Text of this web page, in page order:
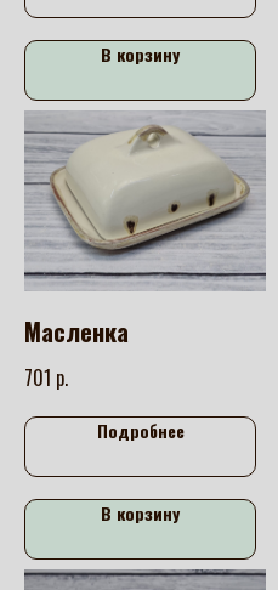
В корзину
Масленка
701 р.
Подробнее
В корзину